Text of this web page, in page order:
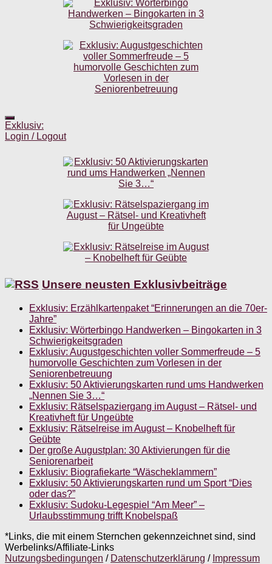
Exklusiv:
Login / Logout
Unsere neusten Exklusivbeiträge
Exklusiv: Erzählkartenpaket “Erinnerungen an die 70er-
Jahre”
Exklusiv: Wörterbingo Handwerken – Bingokarten in 3
Schwierigkeitsgraden
Exklusiv: Augustgeschichten voller Sommerfreude – 5
humorvolle Geschichten zum Vorlesen in der
Seniorenbetreuung
Exklusiv: 50 Aktivierungskarten rund ums Handwerken
„Nennen Sie 3…“
Exklusiv: Rätselspaziergang im August – Rätsel- und
Kreativheft für Ungeübte
Exklusiv: Rätselreise im August – Knobelheft für
Geübte
Der große Augustplan: 30 Aktivierungen für die
Seniorenarbeit
Exklusiv: Biografiekarte “Wäscheklammern”
Exklusiv: 50 Aktivierungskarten rund um Sport “Dies
oder das?”
Exklusiv: Sudoku-Legespiel “Am Meer” –
Urlaubsstimmung trifft Knobelspaß
*Links, die mit einem Sternchen gekennzeichnet sind, sind
Werbelinks/Affiliate-Links
Nutzungsbedingungen / Datenschutzerklärung / Impressum